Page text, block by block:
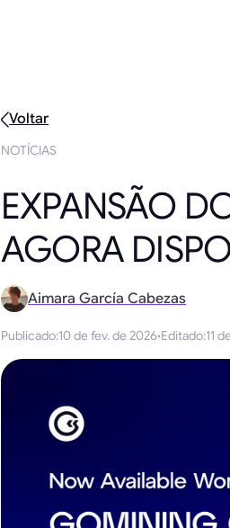
Voltar
NOTÍCIAS
EXPANSÃO
AGORA
Aimara García Cabezas
Publicado:10 de fev. de 2026·Editado:11